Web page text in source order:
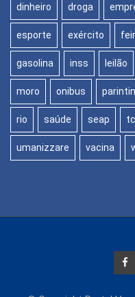
dinheiro droga
esporte exército
gasolina inss leilão
moro onibus
rio saúde seap
umanizzare vacina